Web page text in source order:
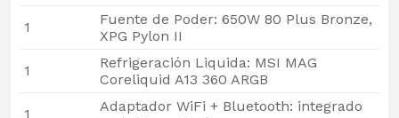
1
Fuente de Poder: 650W 80 Plus Bronze,
XPG Pylon II
1
Refrigeración Liquida: MSI MAG
Coreliquid A13 360 ARGB
1
Adaptador WiFi + Bluetooth: integrado